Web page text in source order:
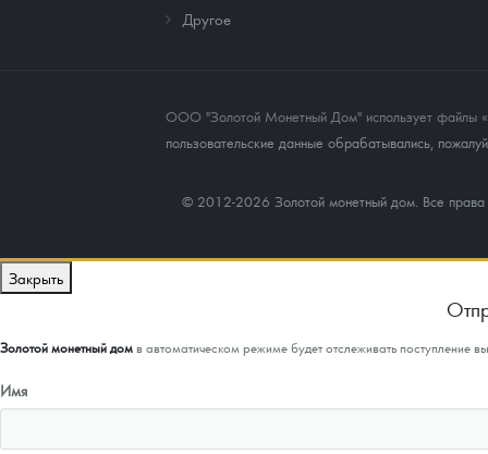
Другое
ООО "Золотой Монетный Дом" использует файлы
пользовательские данные обрабатывались,
© 2012-2026 Золотой монетный дом. Все
Закрыть
Золотой монетный домв автоматическом режиме будет отслеживать
Имя